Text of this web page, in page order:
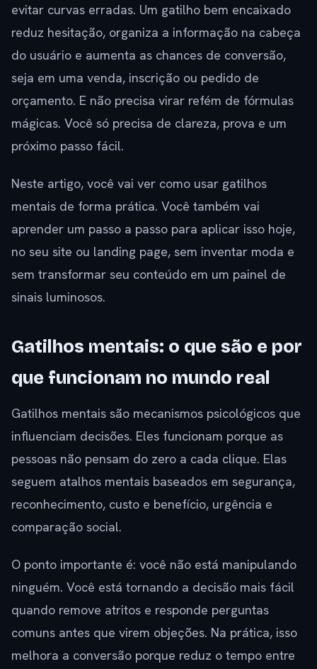
evitar curvas erradas. Um gatilho bem encaixado
reduz hesitação, organiza a informação na cabeça
do usuário e aumenta as chances de conversão,
seja em uma venda, inscrição ou pedido de
orçamento. E não precisa virar refém de fórmulas
mágicas. Você só precisa de clareza, prova e um
próximo passo fácil.
Neste artigo, você vai ver como usar gatilhos
mentais de forma prática. Você também vai
aprender um passo a passo para aplicar isso hoje,
no seu site ou landing page, sem inventar moda e
sem transformar seu conteúdo em um painel de
sinais luminosos.
Gatilhos mentais: o que são e por
que funcionam no mundo real
Gatilhos mentais são mecanismos psicológicos que
influenciam decisões. Eles funcionam porque as
pessoas não pensam do zero a cada clique. Elas
seguem atalhos mentais baseados em segurança,
reconhecimento, custo e benefício, urgência e
comparação social.
O ponto importante é: você não está manipulando
ninguém. Você está tornando a decisão mais fácil
quando remove atritos e responde perguntas
comuns antes que virem objeções. Na prática, isso
melhora a conversão porque reduz o tempo entre